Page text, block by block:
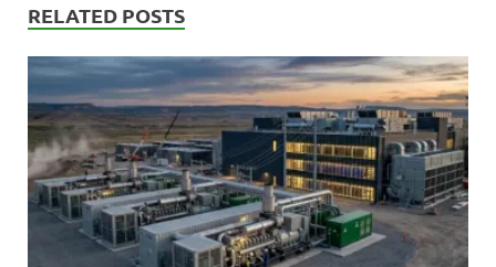
RELATED POSTS